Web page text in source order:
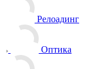
Релоадинг
Оптика